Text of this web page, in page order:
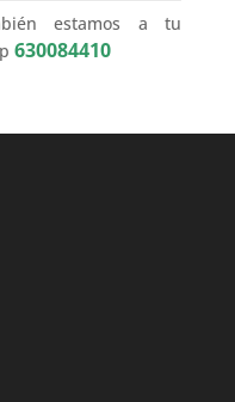
estamos a tu
630084410